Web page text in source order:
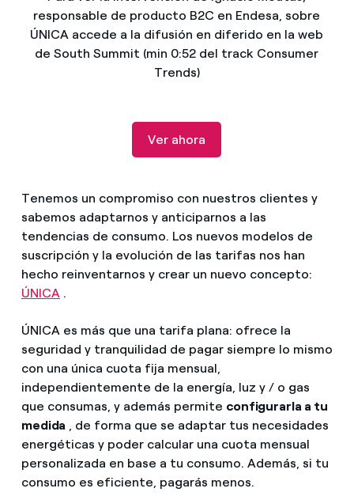
¿Cómo ver mis facturas de Endesa?
¿Cómo cambiar el titular del contrato?
Ofertas para autónomos y Pymes
Climatización
Blog
Estafas telefónicas
responsable de producto B2C en Endesa, sobre
ÚNICA accede a la difusión en diferido en la web
de South Summit (min 0:52 del track Consumer
Trends)
Ver ahora
Tenemos un compromiso con nuestros clientes y
sabemos adaptarnos y anticiparnos a las
tendencias de consumo. Los nuevos modelos de
suscripción y la evolución de las tarifas nos han
hecho reinventarnos y crear un nuevo concepto:
ÚNICA.
ÚNICA es más que una tarifa plana: ofrece la
seguridad y tranquilidad de pagar siempre lo mismo
con una única cuota fija mensual,
independientemente de la energía, luz y / o gas
que consumas, y además permite configurarla a tu
medida , de forma que se adaptar tus necesidades
energéticas y poder calcular una cuota mensual
personalizada en base a tu consumo. Además, si tu
consumo es eficiente, pagarás menos.